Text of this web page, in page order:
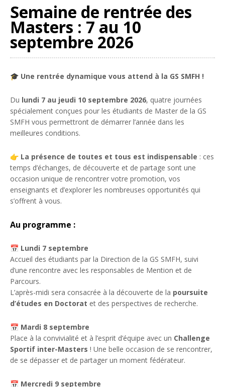
Semaine de rentrée des
Masters : 7 au 10
septembre 2026
🎓 Une rentrée dynamique vous attend à la GS SMFH !
Du lundi 7 au jeudi 10 septembre 2026, quatre journées
spécialement conçues pour les étudiants de Master de la GS
SMFH vous permettront de démarrer l’année dans les
meilleures conditions.
👉 La présence de toutes et tous est indispensable : ces
temps d’échanges, de découverte et de partage sont une
occasion unique de rencontrer votre promotion, vos
enseignants et d’explorer les nombreuses opportunités qui
s’offrent à vous.
Au programme :
📅 Lundi 7 septembre
Accueil des étudiants par la Direction de la GS SMFH, suivi
d’une rencontre avec les responsables de Mention et de
Parcours.
L’après-midi sera consacrée à la découverte de la poursuite
d’études en Doctorat et des perspectives de recherche.
📅 Mardi 8 septembre
Place à la convivialité et à l’esprit d’équipe avec un Challenge
Sportif inter-Masters ! Une belle occasion de se rencontrer,
de se dépasser et de partager un moment fédérateur.
📅 Mercredi 9 septembre